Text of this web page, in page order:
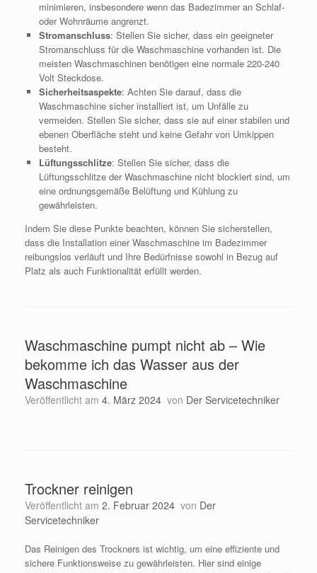
minimieren, insbesondere wenn das Badezimmer an Schlaf-
oder Wohnräume angrenzt.
Stromanschluss: Stellen Sie sicher, dass ein geeigneter
Stromanschluss für die Waschmaschine vorhanden ist. Die
meisten Waschmaschinen benötigen eine normale 220-240
Volt Steckdose.
Sicherheitsaspekte: Achten Sie darauf, dass die
Waschmaschine sicher installiert ist, um Unfälle zu
vermeiden. Stellen Sie sicher, dass sie auf einer stabilen und
ebenen Oberfläche steht und keine Gefahr von Umkippen
besteht.
Lüftungsschlitze: Stellen Sie sicher, dass die
Lüftungsschlitze der Waschmaschine nicht blockiert sind, um
eine ordnungsgemäße Belüftung und Kühlung zu
gewährleisten.
Indem Sie diese Punkte beachten, können Sie sicherstellen,
dass die Installation einer Waschmaschine im Badezimmer
reibungslos verläuft und Ihre Bedürfnisse sowohl in Bezug auf
Platz als auch Funktionalität erfüllt werden.
Waschmaschine pumpt nicht ab – Wie
bekomme ich das Wasser aus der
Waschmaschine
Veröffentlicht am 4. März 2024 von Der Servicetechniker
Trockner reinigen
Veröffentlicht am 2. Februar 2024 von Der
Servicetechniker
Das Reinigen des Trockners ist wichtig, um eine effiziente und
sichere Funktionsweise zu gewährleisten. Hier sind einige